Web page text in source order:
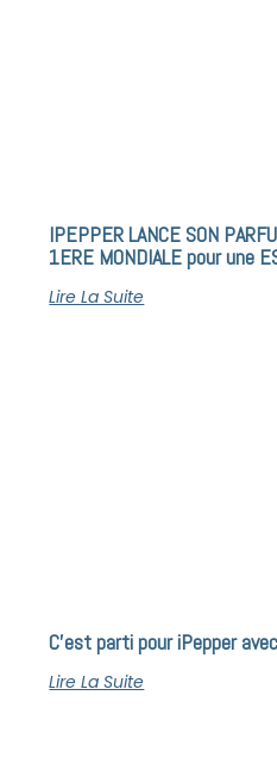
IPEPPER LANCE SON
1ERE MONDIALE pour une
Lire La Suite
C’est parti pour iPepper
Lire La Suite